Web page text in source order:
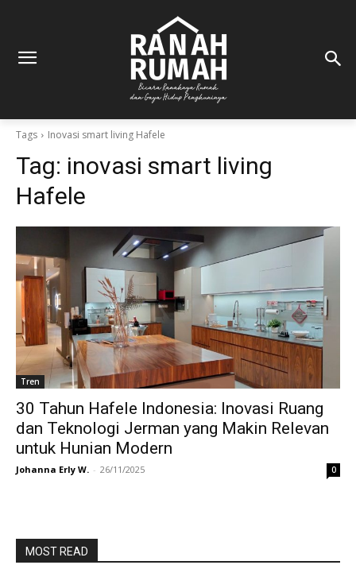
Tags Inovasi smart living Hafele
Tag: inovasi smart living
Hafele
Tren
30 Tahun Hafele Indonesia: Inovasi Ruang
dan Teknologi Jerman yang Makin Relevan
untuk Hunian Modern
Johanna Erly W. - 26/11/2025 0
MOST READ